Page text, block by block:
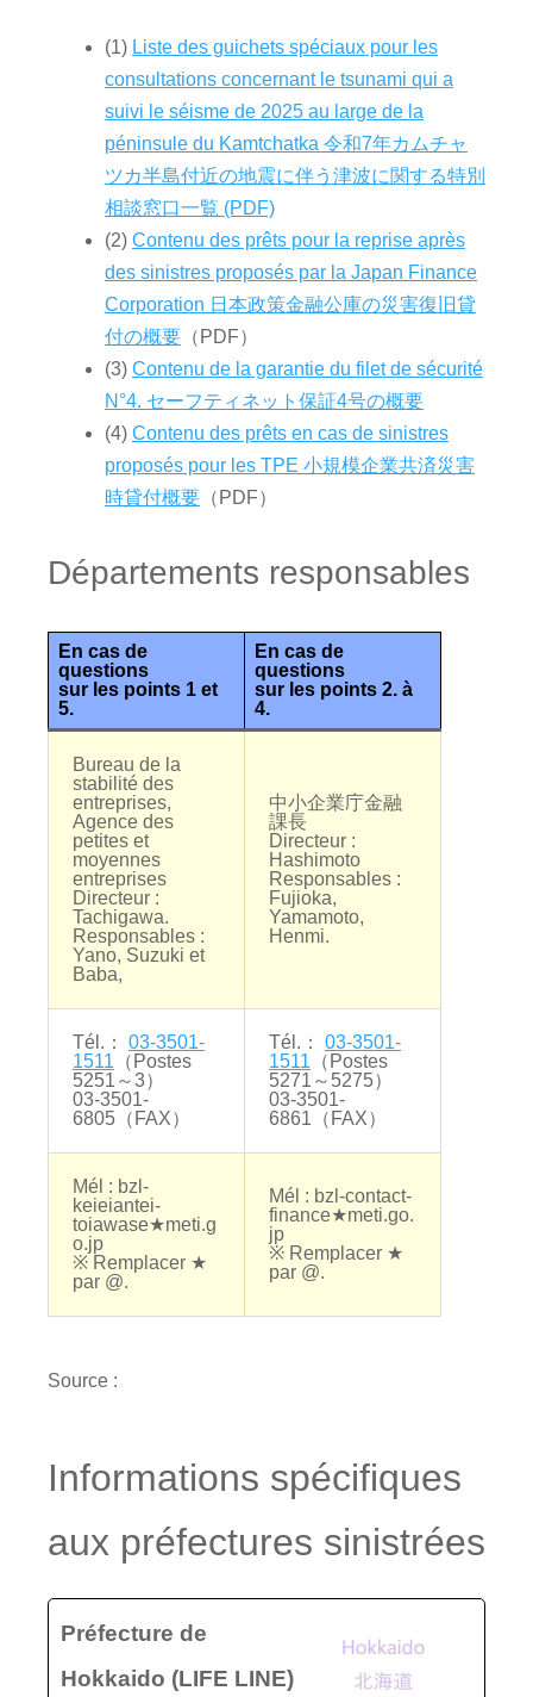
(1) Liste des guichets spéciaux pour les
consultations concernant le tsunami qui a
suivi le séisme de 2025 au large de la
péninsule du Kamtchatka 令和7年カムチャ
ツカ半島付近の地震に伴う津波に関する特別
相談窓口一覧 (PDF)
(2) Contenu des prêts pour la reprise après
des sinistres proposés par la Japan Finance
Corporation 日本政策金融公庫の災害復旧貸
付の概要 （PDF）
(3) Contenu de la garantie du filet de sécurité
N°4. セーフティネット保証4号の概要
(4) Contenu des prêts en cas de sinistres
proposés pour les TPE 小規模企業共済災害
時貸付概要 （PDF）
Départements responsables
En cas de
questions
sur les points 1 et
5.
En cas de
questions
sur les points 2. à
4.
Bureau de la
stabilité des
entreprises,
Agence des
petites et
moyennes
entreprises
Directeur :
Tachigawa.
Responsables :
Yano, Suzuki et
Baba,
中小企業庁金融
課長
Directeur :
Hashimoto
Responsables :
Fujioka,
Yamamoto,
Henmi.
Tél.： 03-3501-
1511 （Postes
5251～3）
03-3501-
6805（FAX）
Tél.： 03-3501-
1511 （Postes
5271～5275）
03-3501-
6861（FAX）
Mél : bzl-
keieiantei-
toiawase★meti.g
o.jp
※ Remplacer ★
par @.
Mél : bzl-contact-
finance★meti.go.
jp
※ Remplacer ★
par @.
Source :
Informations spécifiques
aux préfectures sinistrées
Préfecture de
Hokkaido (LIFE LINE)